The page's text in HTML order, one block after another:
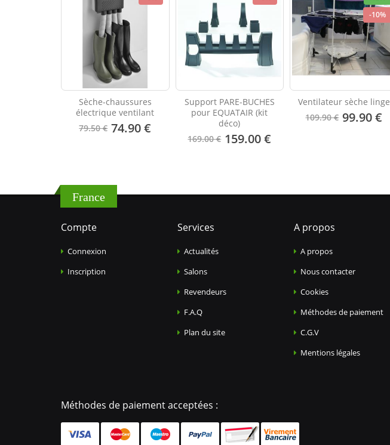
Sèche-chaussures
électrique ventilant
79.50 € 74.90 €
Support PARE-BUCHES
pour EQUATAIR (kit
déco)
169.00 € 159.00 €
-10%
Ventilateur sèche linge
109.90 € 99.90 €
France
Compte
Connexion
Inscription
Services
Actualités
Salons
Revendeurs
F.A.Q
Plan du site
A propos
A propos
Nous contacter
Cookies
Méthodes de paiement
C.G.V
Mentions légales
Méthodes de paiement acceptées :